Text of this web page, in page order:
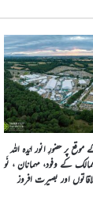
برطانیہ ۲۰۲۶ء کے موقع پر حضورِ انور ایّدہ الله
کے وفود، مہمانان ، نَو
اور بصیرت افروز